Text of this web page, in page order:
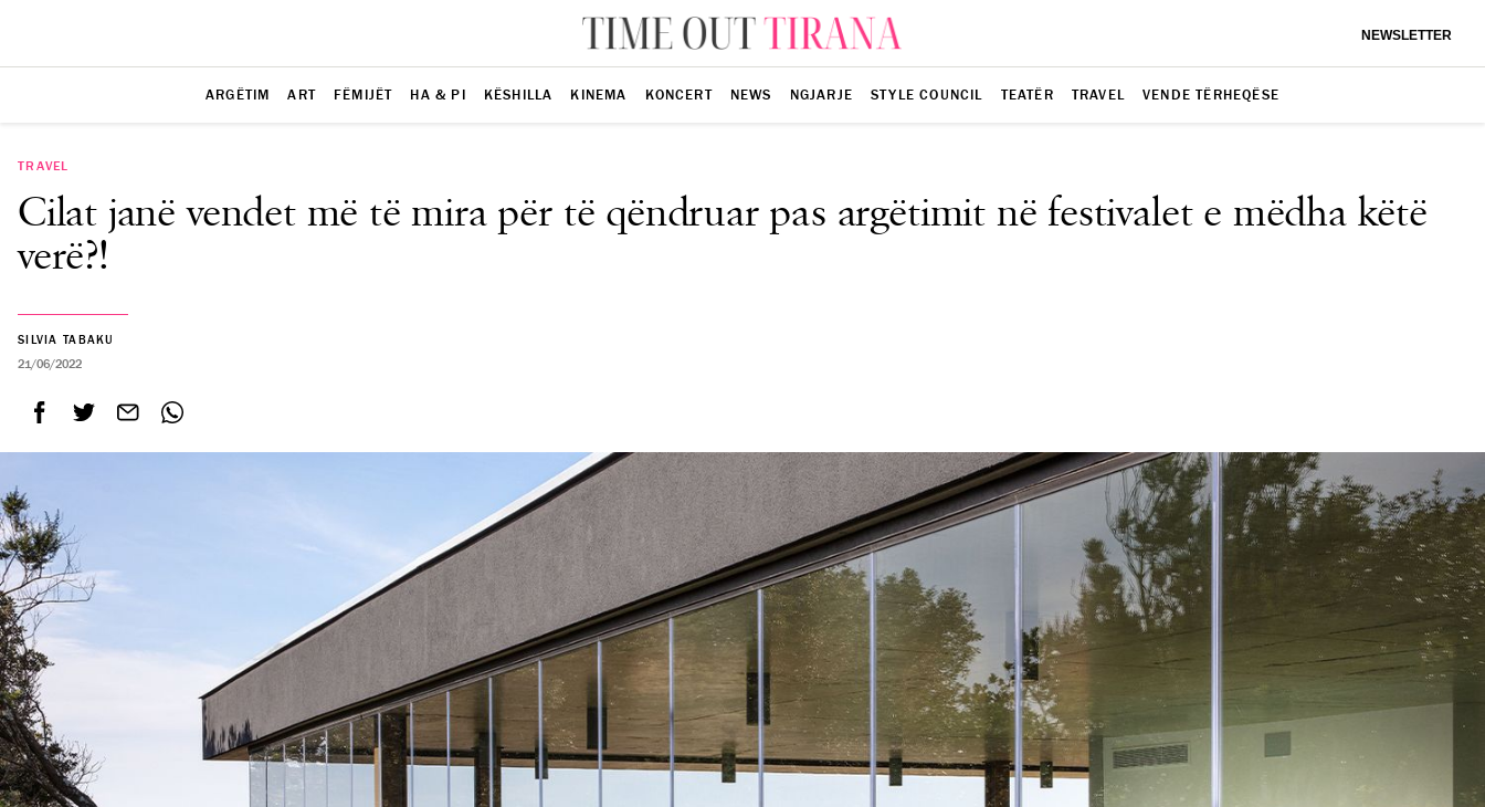
NEWSLETTER
ARGËTIM ART FËMIJËT HA & PI KËSHILLA KINEMA KONCERT NEWS NGJARJE STYLE COUNCIL TEATËR TRAVEL VENDE TËRHEQËSE
TRAVEL
Cilat janë vendet më të mira për të qëndruar pas argëtimit në festivalet e mëdha këtë
verë?!
SILVIA TABAKU
21/06/2022